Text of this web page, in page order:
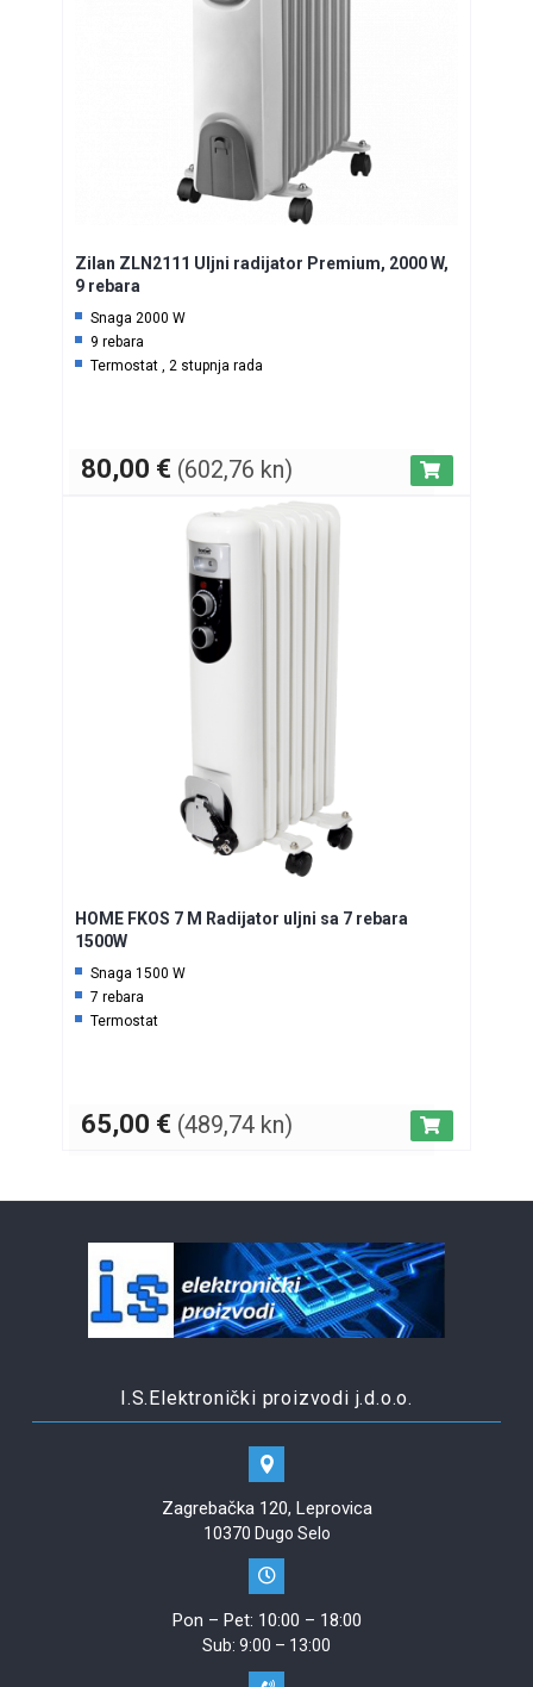
Zilan ZLN2111 Uljni radijator Premium, 2000 W,
9 rebara
Snaga 2000 W
9 rebara
Termostat , 2 stupnja rada
80,00 € (602,76 kn)
HOME FKOS 7 M Radijator uljni sa 7 rebara
1500W
Snaga 1500 W
7 rebara
Termostat
65,00 € (489,74 kn)
I.S.Elektronički proizvodi j.d.o.o.
Zagrebačka 120, Leprovica
10370 Dugo Selo
Pon – Pet: 10:00 – 18:00
Sub: 9:00 – 13:00